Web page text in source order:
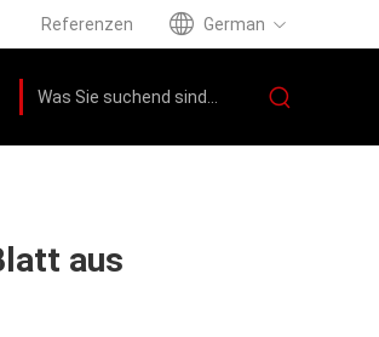
Referenzen German
aus